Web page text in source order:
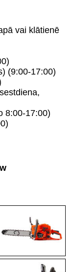
vai klātienē
(9:00-17:00)
8:00-17:00)